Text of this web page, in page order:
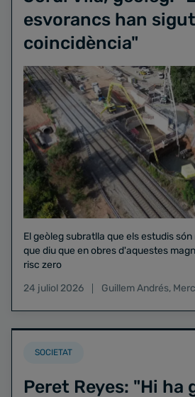
esvorancs han
coincidència"
El geòleg subratlla que els estudis
que diu que en obres d'aquestes
risc zero
24 juliol 2026
Guillem Andrés,
SOCIETAT
Peret Reyes: "Hi ha